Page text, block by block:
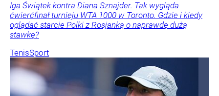
Iga Świątek kontra Diana Sznajder. Tak wygląda
ćwierćfinał turnieju WTA 1000 w Toronto. Gdzie i kiedy
oglądać starcie Polki z Rosjanką o naprawdę dużą
stawkę?
TenisSport